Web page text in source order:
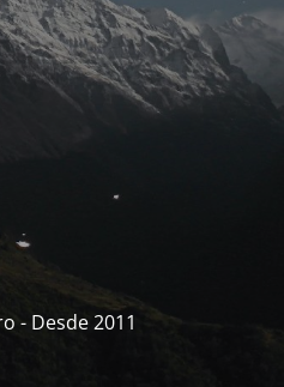
- Desde 2011